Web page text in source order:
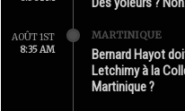
AOÛT 1ST
8:35 AM
MARTINIQUE
Bernard Hayot
Letchimy à la
Martinique ?